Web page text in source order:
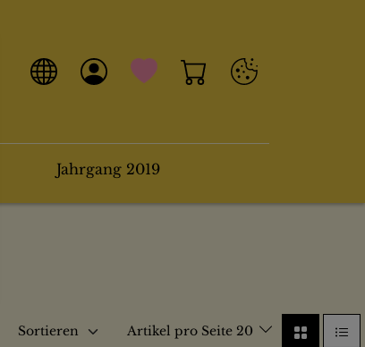
Jahrgang 2019
Sortieren Artikel pro Seite 20